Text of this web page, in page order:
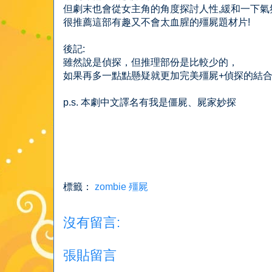
但劇末也會從女主角的角度探討人性,緩和一下氣
很推薦這部有趣又不會太血腥的殭屍題材片!
後記:
雖然說是偵探，但推理部份是比較少的，
如果再多一點點懸疑就更加完美殭屍+偵探的結合
p.s. 本劇中文譯名有我是僵屍、屍家妙探
標籤： zombie 殭屍
沒有留言:
張貼留言